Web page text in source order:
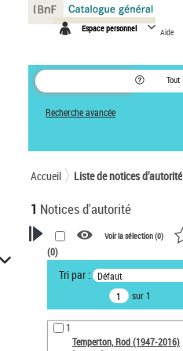
Espace personnel Aide
Tout
Recherche avancée
Accueil Liste de notices d’autorité
1 Notices d'autorité
VOTRE RECHERCHE
Recherche avancée dans les
notices d’autorité
Œuvres liées à l'auteur :
Temperton, Rod (1947-2016)
Voir la sélection (0)
(0)
Tri par : Défaut
sur 1
1
Temperton, Rod (1947-2016)
Panneau de gestion des cookies